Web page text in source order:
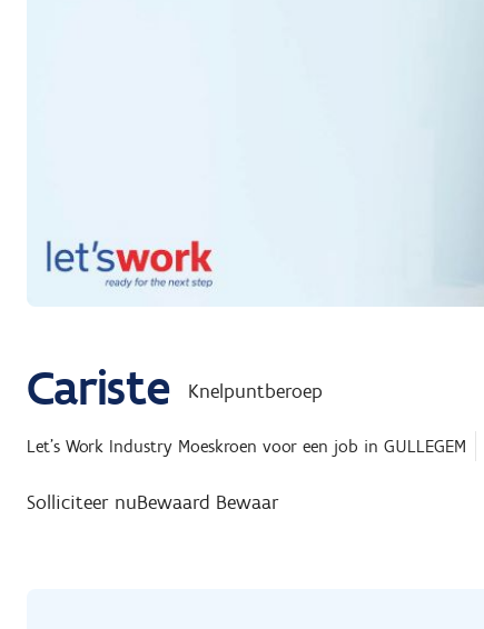
Cariste Knelpuntberoep
Let's Work Industry Moeskroen voor een job in GULLEGEM
Solliciteer nuBewaard Bewaar